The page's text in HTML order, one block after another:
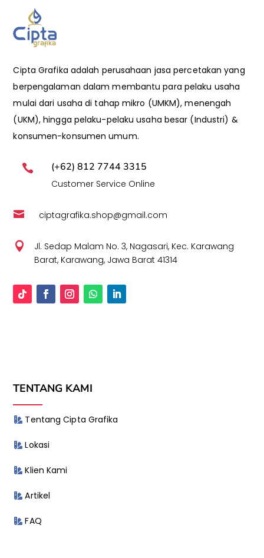
Cipta Grafika adalah perusahaan jasa percetakan yang
berpengalaman dalam membantu para pelaku usaha
mulai dari usaha di tahap mikro (UMKM), menengah
(UKM), hingga pelaku-pelaku usaha besar (Industri) &
konsumen-konsumen umum.
 (+62) 812 7744 3315
Customer Service Online
 ciptagrafika.shop@gmail.com

Jl. Sedap Malam No. 3, Nagasari, Kec. Karawang
Barat, Karawang, Jawa Barat 41314
TENTANG KAMI
Tentang Cipta Grafika
Lokasi
Klien Kami
Artikel
FAQ